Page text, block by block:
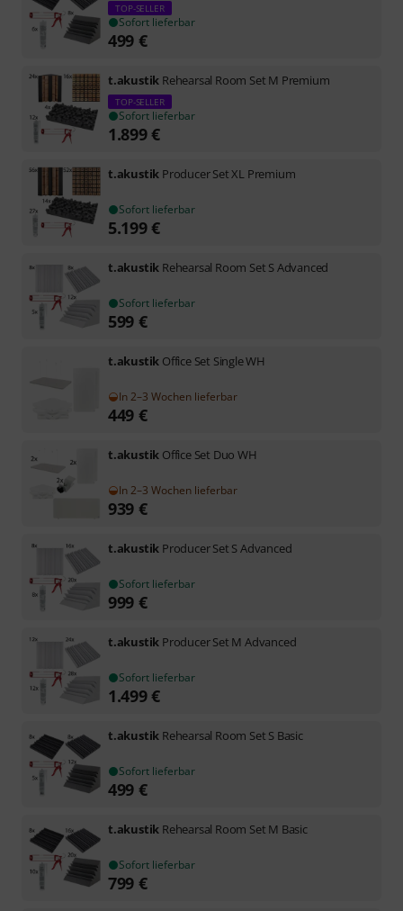
TOP-SELLER
Sofort lieferbar
499 €
t.akustik Rehearsal Room Set M Premium
TOP-SELLER
Sofort lieferbar
1.899€
t.akustik Producer Set XL Premium
Sofort lieferbar
5.199€
t.akustik Rehearsal Room Set S Advanced
Sofort lieferbar
599 €
t.akustik Office Set Single WH
In 2–3 Wochen lieferbar
449 €
t.akustik Office Set Duo WH
In 2–3 Wochen lieferbar
939 €
t.akustik Producer Set S Advanced
Sofort lieferbar
999 €
t.akustik Producer Set M Advanced
Sofort lieferbar
1.499€
t.akustik Rehearsal Room Set S Basic
Sofort lieferbar
499 €
t.akustik Rehearsal Room Set M Basic
Sofort lieferbar
799 €